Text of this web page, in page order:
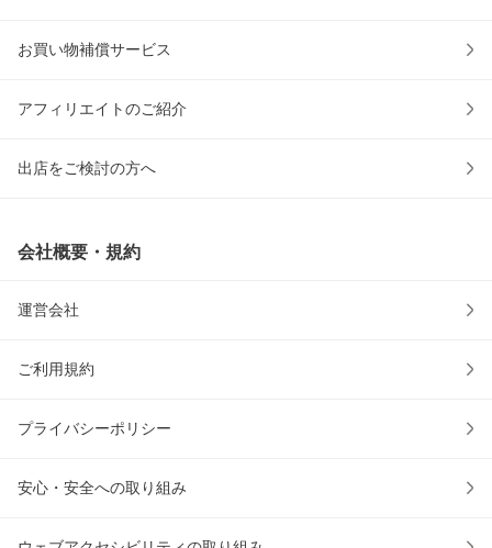
お買い物補償サービス
アフィリエイトのご紹介
出店をご検討の方へ
会社概要・規約
運営会社
ご利用規約
プライバシーポリシー
安心・安全への取り組み